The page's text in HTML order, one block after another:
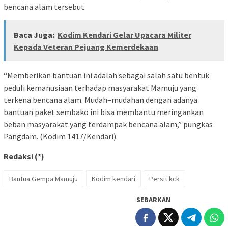
bencana alam tersebut.
Baca Juga: Kodim Kendari Gelar Upacara Militer
Kepada Veteran Pejuang Kemerdekaan
“Memberikan bantuan ini adalah sebagai salah satu bentuk
peduli kemanusiaan terhadap masyarakat Mamuju yang
terkena bencana alam. Mudah–mudahan dengan adanya
bantuan paket sembako ini bisa membantu meringankan
beban masyarakat yang terdampak bencana alam,” pungkas
Pangdam. (Kodim 1417/Kendari).
Redaksi (*)
Bantua Gempa Mamuju Kodim kendari Persit kck
SEBARKAN